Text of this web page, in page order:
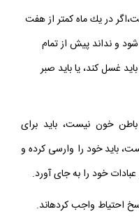
در يك ماه كمتر از هفت
شود و نداند پيش از تمام
غسل كند، يا بايد صبر
خون نيست، بايد براى
بايد خود را وارسى كرده و
خود را به جاى آورد.
احتياط واجب كرده‏اند.